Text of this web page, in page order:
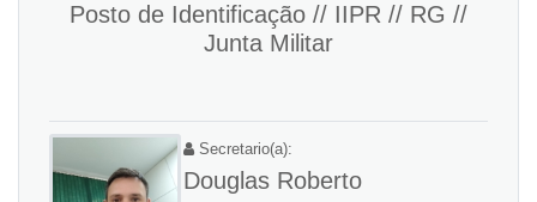
Posto de Identificação // IIPR // RG //
Junta Militar
Secretario(a):
Douglas Roberto